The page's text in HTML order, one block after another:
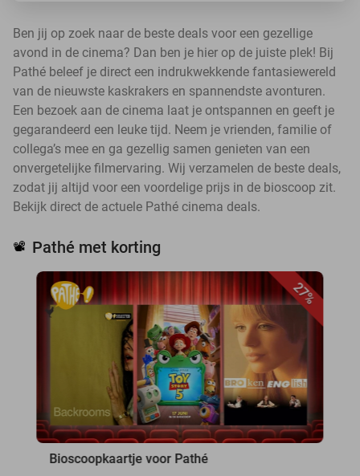
Ben jij op zoek naar de beste deals voor een gezellige
avond in de cinema? Dan ben je hier op de juiste plek! Bij
Pathé beleef je direct een indrukwekkende fantasiewereld
van de nieuwste kaskrakers en spannendste avonturen.
Een bezoek aan de cinema laat je ontspannen en geeft je
gegarandeerd een leuke tijd. Neem je vrienden, familie of
collega’s mee en ga gezellig samen genieten van een
onvergetelijke filmervaring. Wij verzamelen de beste deals,
zodat jij altijd voor een voordelige prijs in de bioscoop zit.
Bekijk direct de actuele Pathé cinema deals.
📽️ Pathé met korting
27%
Bioscoopkaartje voor Pathé